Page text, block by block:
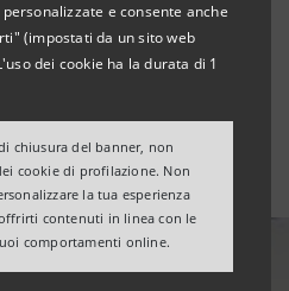
e consente anche
(impostati da un sito web
dei cookie ha la durata di 1
chiusura del banner, non
cookie di profilazione. Non
la tua esperienza
contenuti in linea con le
comportamenti online.
di Torino. Un